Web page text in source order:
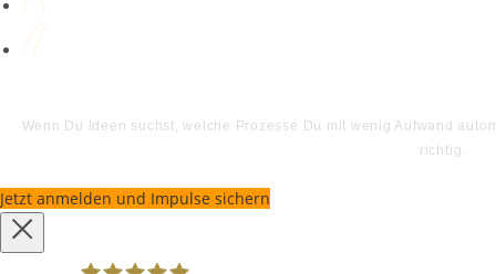
Wenn Du Ideen suchst, welche Prozesse Du mit wenig Aufwand
richtig.
Jetzt anmelden und Impulse sichern